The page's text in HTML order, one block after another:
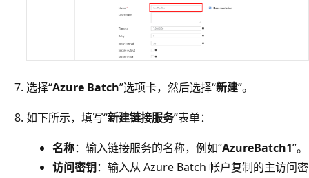
选择“Azure Batch”选项卡，然后选择“新建”。
如下所示，填写“新建链接服务”表单：
名称：输入链接服务的名称，例如“AzureBatch1”。
访问密钥：输入从 Azure Batch 帐户复制的主访问密